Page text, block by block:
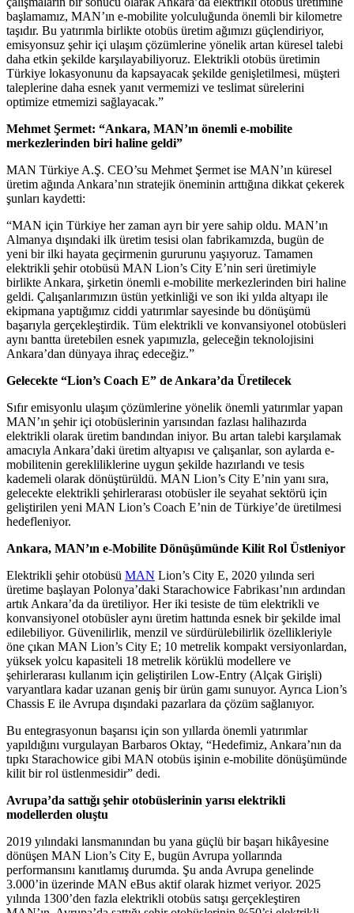
başlamamız, MAN’ın e-mobilite yolculuğunda önemli bir kilometre
taşıdır. Bu yatırımla birlikte otobüs üretim ağımızı güçlendiriyor,
emisyonsuz şehir içi ulaşım çözümlerine yönelik artan küresel talebi
daha etkin şekilde karşılayabiliyoruz. Elektrikli otobüs üretimin
Türkiye lokasyonunu da kapsayacak şekilde genişletilmesi, müşteri
taleplerine daha esnek yanıt vermemizi ve teslimat sürelerini
optimize etmemizi sağlayacak.”
Mehmet Şermet: “Ankara, MAN’ın önemli e-mobilite
merkezlerinden biri haline geldi”
MAN Türkiye A.Ş. CEO’su Mehmet Şermet ise MAN’ın küresel
üretim ağında Ankara’nın stratejik öneminin arttığına dikkat çekerek
şunları kaydetti:
“MAN için Türkiye her zaman ayrı bir yere sahip oldu. MAN’ın
Almanya dışındaki ilk üretim tesisi olan fabrikamızda, bugün de
yeni bir ilki hayata geçirmenin gururunu yaşıyoruz. Tamamen
elektrikli şehir otobüsü MAN Lion’s City E’nin seri üretimiyle
birlikte Ankara, şirketin önemli e-mobilite merkezlerinden biri haline
geldi. Çalışanlarımızın üstün yetkinliği ve son iki yılda altyapı ile
ekipmana yaptığımız ciddi yatırımlar sayesinde bu dönüşümü
başarıyla gerçekleştirdik. Tüm elektrikli ve konvansiyonel otobüsleri
aynı bantta üretebilen esnek yapımızla, geleceğin teknolojisini
Ankara’dan dünyaya ihraç edeceğiz.”
Gelecekte “Lion’s Coach E” de Ankara’da Üretilecek
Sıfır emisyonlu ulaşım çözümlerine yönelik önemli yatırımlar yapan
MAN’ın şehir içi otobüslerinin yarısından fazlası halihazırda
elektrikli olarak üretim bandından iniyor. Bu artan talebi karşılamak
amacıyla Ankara’daki üretim altyapısı ve çalışanlar, son aylarda e-
mobilitenin gerekliliklerine uygun şekilde hazırlandı ve tesis
kademeli olarak dönüştürüldü. MAN Lion’s City E’nin yanı sıra,
gelecekte elektrikli şehirlerarası otobüsler ile seyahat sektörü için
geliştirilen yeni MAN Lion’s Coach E’nin de Türkiye’de üretilmesi
hedefleniyor.
Ankara, MAN’ın e-Mobilite Dönüşümünde Kilit Rol Üstleniyor
Elektrikli şehir otobüsü MAN Lion’s City E, 2020 yılında seri
üretime başlayan Polonya’daki Starachowice Fabrikası’nın ardından
artık Ankara’da da üretiliyor. Her iki tesiste de tüm elektrikli ve
konvansiyonel otobüsler aynı üretim hattında esnek bir şekilde imal
edilebiliyor. Güvenilirlik, menzil ve sürdürülebilirlik özellikleriyle
öne çıkan MAN Lion’s City E; 10 metrelik kompakt versiyonlardan,
yüksek yolcu kapasiteli 18 metrelik körüklü modellere ve
şehirlerarası kullanım için geliştirilen Low-Entry (Alçak Girişli)
varyantlara kadar uzanan geniş bir ürün gamı sunuyor. Ayrıca Lion’s
Chassis E ile Avrupa dışındaki pazarlara da çözüm sağlanıyor.
Bu entegrasyonun başarısı için son yıllarda önemli yatırımlar
yapıldığını vurgulayan Barbaros Oktay, “Hedefimiz, Ankara’nın da
tıpkı Starachowice gibi MAN otobüs işinin e-mobilite dönüşümünde
kilit bir rol üstlenmesidir” dedi.
Avrupa’da sattığı şehir otobüslerinin yarısı elektrikli
modellerden oluştu
2019 yılındaki lansmanından bu yana güçlü bir başarı hikâyesine
dönüşen MAN Lion’s City E, bugün Avrupa yollarında
performansını kanıtlamış durumda. Şu anda Avrupa genelinde
3.000’in üzerinde MAN eBus aktif olarak hizmet veriyor. 2025
yılında 1300’den fazla elektrikli otobüs satışı gerçekleştiren